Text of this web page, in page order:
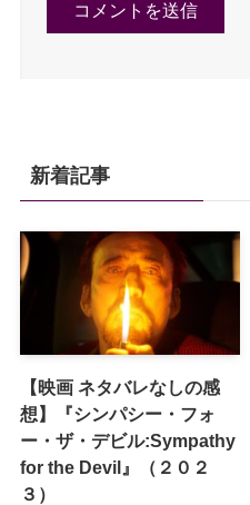
新着記事
【映画 ネタバレなしの感
想】『シンパシー・フォ
ー・ザ・デビル:Sympathy
for the Devil』（２０２
３）